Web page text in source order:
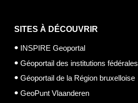
SITES À DÉCOUVRIR
INSPIRE Geoportal
Géoportail des institutions fédérales
Géoportail de la Région bruxelloise
GeoPunt Vlaanderen